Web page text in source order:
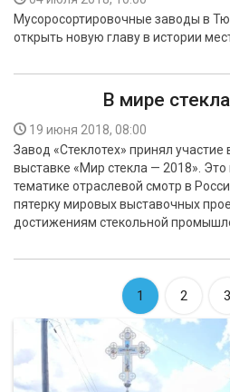
Мусоросортировочные заводы в
открыть новую главу в истории
В мире стекла
19 июня 2018, 08:00
Завод «Стеклотех» принял
выставке «Мир стекла — 2018».
тематике отраслевой смотр в
пятерку мировых выставочных
достижениям стекольной
1 2 3